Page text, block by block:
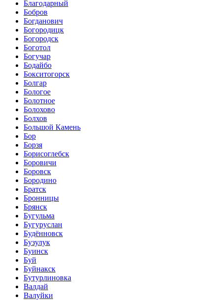
Благодарный
Бобров
Богданович
Богородицк
Богородск
Боготол
Богучар
Бодайбо
Бокситогорск
Болгар
Бологое
Болотное
Болохово
Болхов
Большой Камень
Бор
Борзя
Борисоглебск
Боровичи
Боровск
Бородино
Братск
Бронницы
Брянск
Бугульма
Бугуруслан
Будённовск
Бузулук
Буинск
Буй
Буйнакск
Бутурлиновка
Валдай
Валуйки